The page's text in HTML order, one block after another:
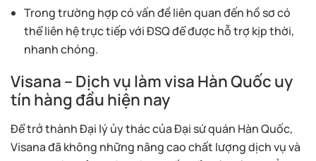
Trong trường hợp có vấn đề liên quan đến hồ sơ có
thể liên hệ trực tiếp với ĐSQ để được hỗ trợ kịp thời,
nhanh chóng.
Visana – Dịch vụ làm visa Hàn Quốc uy
tín hàng đầu hiện nay
Để trở thành Đại lý ủy thác của Đại sứ quán Hàn Quốc,
Visana đã không những nâng cao chất lượng dịch vụ và